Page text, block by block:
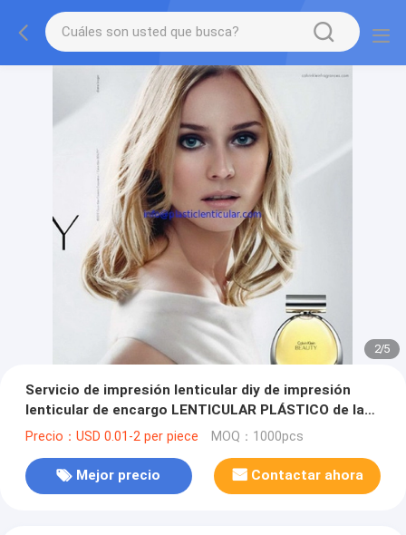
2/5
Servicio de impresión lenticular diy de impresión
lenticular de encargo LENTICULAR PLÁSTICO de la
tarjeta 3d de la animación del tirón del movimiento
Precio：USD 0.01-2 per piece MOQ：1000pcs
Mejor precio Contactar ahora